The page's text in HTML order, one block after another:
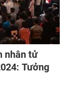
nhân tử
Tưởng